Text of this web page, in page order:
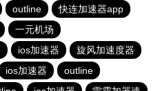
outline
快连加速器app
一元机场
ios加速器
旋风加速度器
ios加速器
outline